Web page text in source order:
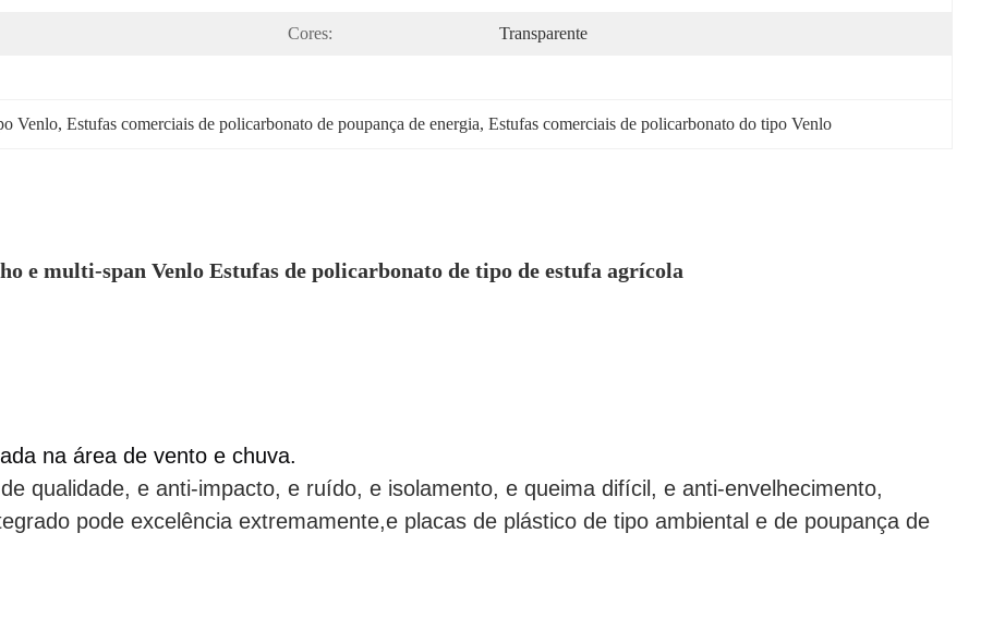
Cores: Transparente
Venlo, Estufas comerciais de policarbonato de poupança de energia, Estufas comerciais de policarbonato do tipo Venlo
e multi-span Venlo Estufas de policarbonato de tipo de estufa agrícola
na área de vento e chuva.
qualidade, e anti-impacto, e ruído, e isolamento, e queima difícil, e anti-envelhecimento,
pode excelência extremamente,e placas de plástico de tipo ambiental e de poupança de